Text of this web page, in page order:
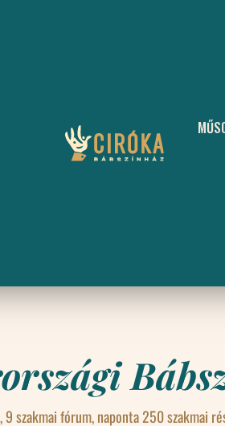
9 szakmai fórum, naponta 250 szakmai